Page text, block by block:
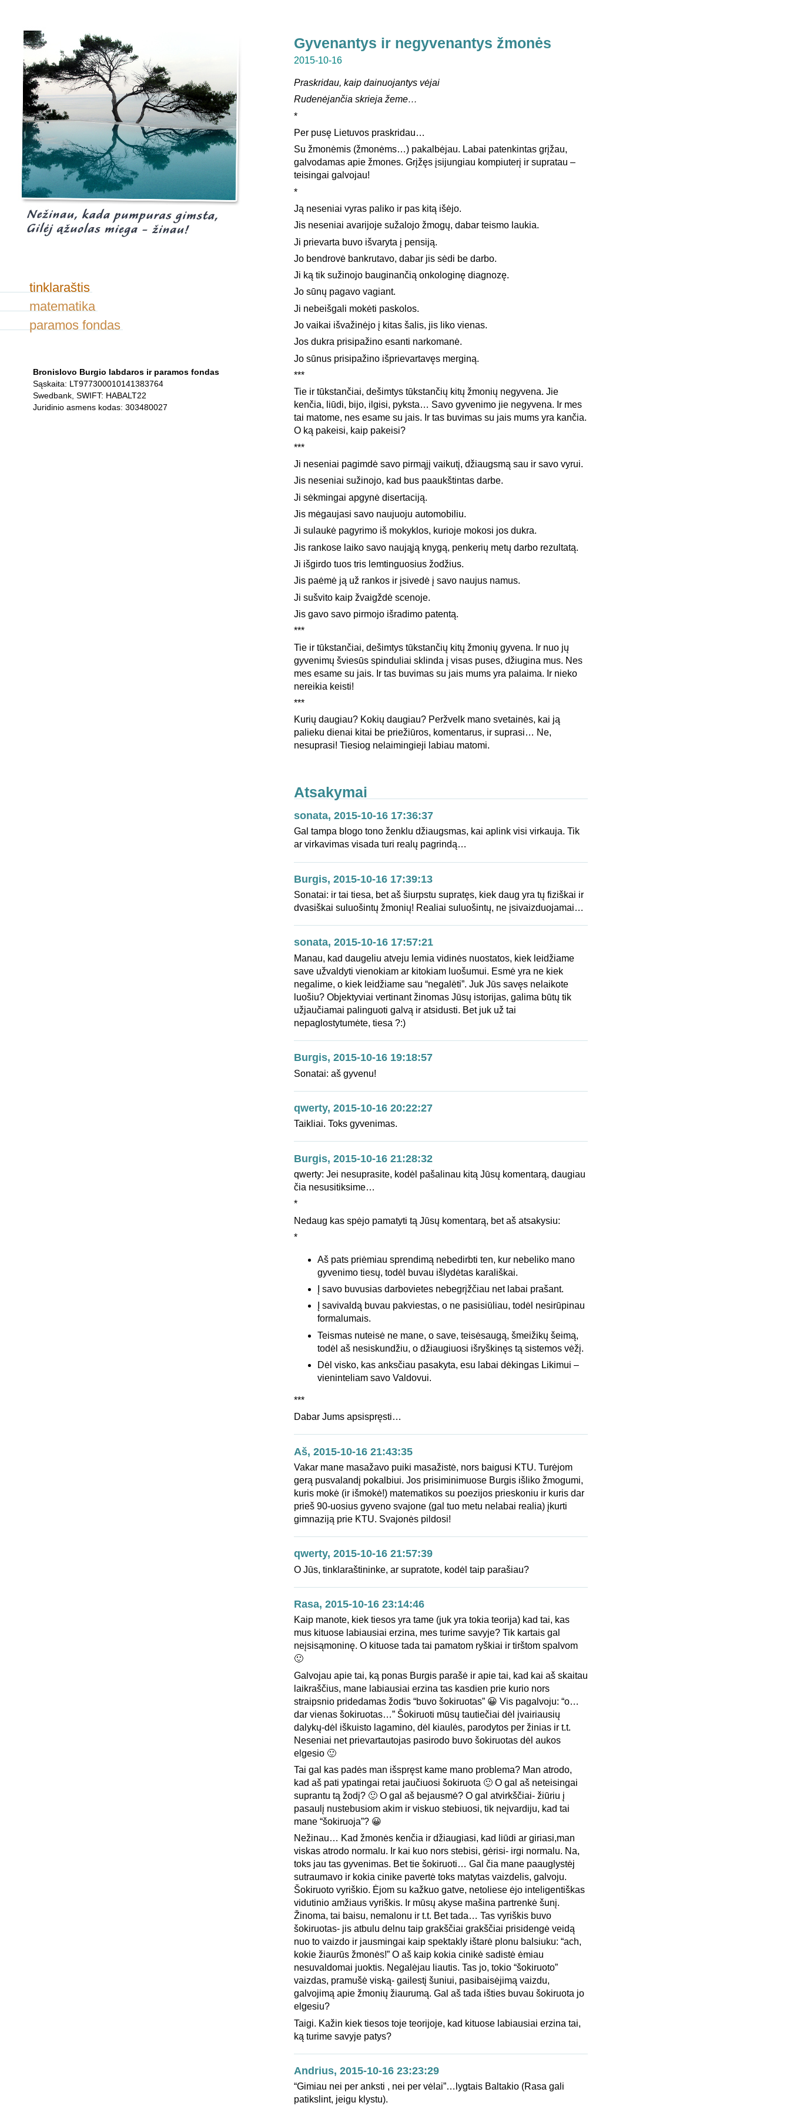
tinklaraštis
matematika
paramos fondas
Bronislovo Burgio labdaros ir paramos fondas
Sąskaita: LT977300010141383764
Swedbank, SWIFT: HABALT22
Juridinio asmens kodas: 303480027
Gyvenantys ir negyvenantys žmonės
2015-10-16
Praskridau, kaip dainuojantys vėjai
Rudenėjančia skrieja žeme…
*
Per pusę Lietuvos praskridau…
Su žmonėmis (žmonėms…) pakalbėjau. Labai patenkintas grįžau,
galvodamas apie žmones. Grįžęs įsijungiau kompiuterį ir supratau –
teisingai galvojau!
*
Ją neseniai vyras paliko ir pas kitą išėjo.
Jis neseniai avarijoje sužalojo žmogų, dabar teismo laukia.
Ji prievarta buvo išvaryta į pensiją.
Jo bendrovė bankrutavo, dabar jis sėdi be darbo.
Ji ką tik sužinojo bauginančią onkologinę diagnozę.
Jo sūnų pagavo vagiant.
Ji nebeišgali mokėti paskolos.
Jo vaikai išvažinėjo į kitas šalis, jis liko vienas.
Jos dukra prisipažino esanti narkomanė.
Jo sūnus prisipažino išprievartavęs merginą.
***
Tie ir tūkstančiai, dešimtys tūkstančių kitų žmonių negyvena. Jie
kenčia, liūdi, bijo, ilgisi, pyksta… Savo gyvenimo jie negyvena. Ir mes
tai matome, nes esame su jais. Ir tas buvimas su jais mums yra kančia.
O ką pakeisi, kaip pakeisi?
***
Ji neseniai pagimdė savo pirmąjį vaikutį, džiaugsmą sau ir savo vyrui.
Jis neseniai sužinojo, kad bus paaukštintas darbe.
Ji sėkmingai apgynė disertaciją.
Jis mėgaujasi savo naujuoju automobiliu.
Ji sulaukė pagyrimo iš mokyklos, kurioje mokosi jos dukra.
Jis rankose laiko savo naująją knygą, penkerių metų darbo rezultatą.
Ji išgirdo tuos tris lemtinguosius žodžius.
Jis paėmė ją už rankos ir įsivedė į savo naujus namus.
Ji sušvito kaip žvaigždė scenoje.
Jis gavo savo pirmojo išradimo patentą.
***
Tie ir tūkstančiai, dešimtys tūkstančių kitų žmonių gyvena. Ir nuo jų
gyvenimų šviesūs spinduliai sklinda į visas puses, džiugina mus. Nes
mes esame su jais. Ir tas buvimas su jais mums yra palaima. Ir nieko
nereikia keisti!
***
Kurių daugiau? Kokių daugiau? Peržvelk mano svetainės, kai ją
palieku dienai kitai be priežiūros, komentarus, ir suprasi… Ne,
nesuprasi! Tiesiog nelaimingieji labiau matomi.
Atsakymai
sonata, 2015-10-16 17:36:37
Gal tampa blogo tono ženklu džiaugsmas, kai aplink visi virkauja. Tik
ar virkavimas visada turi realų pagrindą…
Burgis, 2015-10-16 17:39:13
Sonatai: ir tai tiesa, bet aš šiurpstu supratęs, kiek daug yra tų fiziškai ir
dvasiškai suluošintų žmonių! Realiai suluošintų, ne įsivaizduojamai…
sonata, 2015-10-16 17:57:21
Manau, kad daugeliu atveju lemia vidinės nuostatos, kiek leidžiame
save užvaldyti vienokiam ar kitokiam luošumui. Esmė yra ne kiek
negalime, o kiek leidžiame sau “negalėti”. Juk Jūs savęs nelaikote
luošiu? Objektyviai vertinant žinomas Jūsų istorijas, galima būtų tik
užjaučiamai palinguoti galvą ir atsidusti. Bet juk už tai
nepaglostytumėte, tiesa ?:)
Burgis, 2015-10-16 19:18:57
Sonatai: aš gyvenu!
qwerty, 2015-10-16 20:22:27
Taikliai. Toks gyvenimas.
Burgis, 2015-10-16 21:28:32
qwerty: Jei nesuprasite, kodėl pašalinau kitą Jūsų komentarą, daugiau
čia nesusitiksime…
*
Nedaug kas spėjo pamatyti tą Jūsų komentarą, bet aš atsakysiu:
*
Aš pats priėmiau sprendimą nebedirbti ten, kur nebeliko mano
gyvenimo tiesų, todėl buvau išlydėtas karališkai.
Į savo buvusias darbovietes nebegrįžčiau net labai prašant.
Į savivaldą buvau pakviestas, o ne pasisiūliau, todėl nesirūpinau
formalumais.
Teismas nuteisė ne mane, o save, teisėsaugą, šmeižikų šeimą,
todėl aš nesiskundžiu, o džiaugiuosi išryškinęs tą sistemos vėžį.
Dėl visko, kas anksčiau pasakyta, esu labai dėkingas Likimui –
vieninteliam savo Valdovui.
***
Dabar Jums apsispręsti…
Aš, 2015-10-16 21:43:35
Vakar mane masažavo puiki masažistė, nors baigusi KTU. Turėjom
gerą pusvalandį pokalbiui. Jos prisiminimuose Burgis išliko žmogumi,
kuris mokė (ir išmokė!) matematikos su poezijos prieskoniu ir kuris dar
prieš 90-uosius gyveno svajone (gal tuo metu nelabai realia) įkurti
gimnaziją prie KTU. Svajonės pildosi!
qwerty, 2015-10-16 21:57:39
O Jūs, tinklaraštininke, ar supratote, kodėl taip parašiau?
Rasa, 2015-10-16 23:14:46
Kaip manote, kiek tiesos yra tame (juk yra tokia teorija) kad tai, kas
mus kituose labiausiai erzina, mes turime savyje? Tik kartais gal
neįsisąmoninę. O kituose tada tai pamatom ryškiai ir tirštom spalvom
🙂
Galvojau apie tai, ką ponas Burgis parašė ir apie tai, kad kai aš skaitau
laikraščius, mane labiausiai erzina tas kasdien prie kurio nors
straipsnio pridedamas žodis “buvo šokiruotas” 😀 Vis pagalvoju: “o…
dar vienas šokiruotas…” Šokiruoti mūsų tautiečiai dėl įvairiausių
dalykų-dėl iškuisto lagamino, dėl kiaulės, parodytos per žinias ir t.t.
Neseniai net prievartautojas pasirodo buvo šokiruotas dėl aukos
elgesio 🙂
Tai gal kas padės man išspręst kame mano problema? Man atrodo,
kad aš pati ypatingai retai jaučiuosi šokiruota 🙂 O gal aš neteisingai
suprantu tą žodį? 🙂 O gal aš bejausmė? O gal atvirkščiai- žiūriu į
pasaulį nustebusiom akim ir viskuo stebiuosi, tik neįvardiju, kad tai
mane “šokiruoja”? 😀
Nežinau… Kad žmonės kenčia ir džiaugiasi, kad liūdi ar giriasi,man
viskas atrodo normalu. Ir kai kuo nors stebisi, gėrisi- irgi normalu. Na,
toks jau tas gyvenimas. Bet tie šokiruoti… Gal čia mane paauglystėj
sutraumavo ir kokia cinike pavertė toks matytas vaizdelis, galvoju.
Šokiruoto vyriškio. Ėjom su kažkuo gatve, netoliese ėjo inteligentiškas
vidutinio amžiaus vyriškis. Ir mūsų akyse mašina partrenkė šunį.
Žinoma, tai baisu, nemalonu ir t.t. Bet tada… Tas vyriškis buvo
šokiruotas- jis atbulu delnu taip grakščiai grakščiai prisidengė veidą
nuo to vaizdo ir jausmingai kaip spektakly ištarė plonu balsiuku: “ach,
kokie žiaurūs žmonės!” O aš kaip kokia cinikė sadistė ėmiau
nesuvaldomai juoktis. Negalėjau liautis. Tas jo, tokio “šokiruoto”
vaizdas, pramušė viską- gailestį šuniui, pasibaisėjimą vaizdu,
galvojimą apie žmonių žiaurumą. Gal aš tada išties buvau šokiruota jo
elgesiu?
Taigi. Kažin kiek tiesos toje teorijoje, kad kituose labiausiai erzina tai,
ką turime savyje patys?
Andrius, 2015-10-16 23:23:29
“Gimiau nei per anksti , nei per vėlai”…lygtais Baltakio (Rasa gali
patikslint, jeigu klystu).